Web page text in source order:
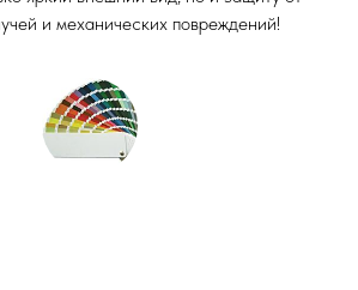
и механических повреждений!